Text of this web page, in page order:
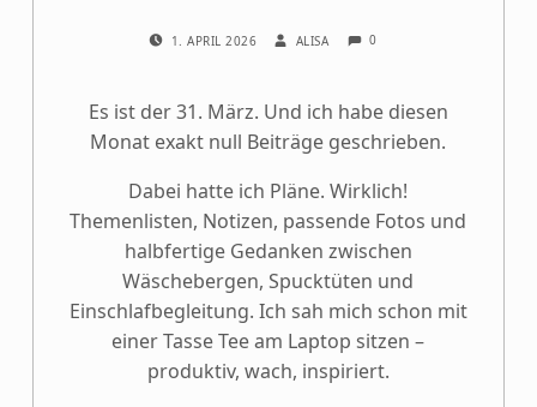
1. APRIL 2026 ALISA 0
Es ist der 31. März. Und ich habe diesen
Monat exakt null Beiträge geschrieben.
Dabei hatte ich Pläne. Wirklich!
Themenlisten, Notizen, passende Fotos und
halbfertige Gedanken zwischen
Wäschebergen, Spucktüten und
Einschlafbegleitung. Ich sah mich schon mit
einer Tasse Tee am Laptop sitzen –
produktiv, wach, inspiriert.